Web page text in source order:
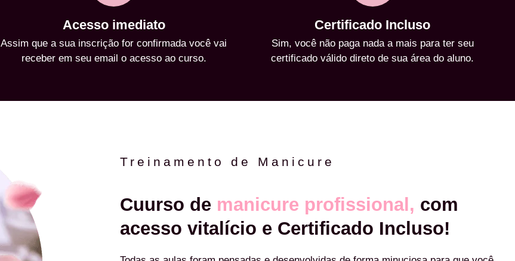
Acesso imediato
Assim que a sua inscrição for confirmada você vai
receber em seu email o acesso ao curso.
Certificado Incluso
Sim, você não paga nada a mais para ter seu
certificado válido direto de sua área do aluno.
Treinamento de Manicure
Cuurso de manicure profissional, com
acesso vitalício e Certificado Incluso!